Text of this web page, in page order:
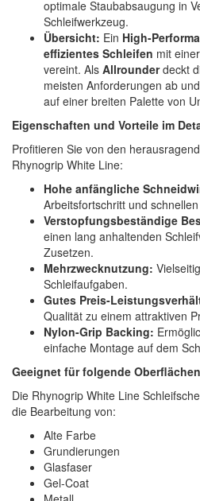
optimale Staubabsaugung in
Schleifwerkzeug.
Übersicht: Ein High-
effizientes Schleifen mit einer
vereint. Als Allrounderdeckt
meisten Anforderungen ab
auf einer breiten Palette von
Eigenschaften und Vorteile im
Profitieren Sie von den
Rhynogrip White Line:
Hohe anfängliche
Arbeitsfortschritt und
Verstopfungsbeständige
einen lang anhaltenden
Zusetzen.
Mehrzwecknutzung:
Schleifaufgaben.
Gutes Preis-
Qualität zu einem attraktiven
Nylon-Grip Backing:
einfache Montage auf dem
Geeignet für folgende
Die Rhynogrip White Line
die Bearbeitung von:
Alte Farbe
Grundierungen
Glasfaser
Gel-Coat